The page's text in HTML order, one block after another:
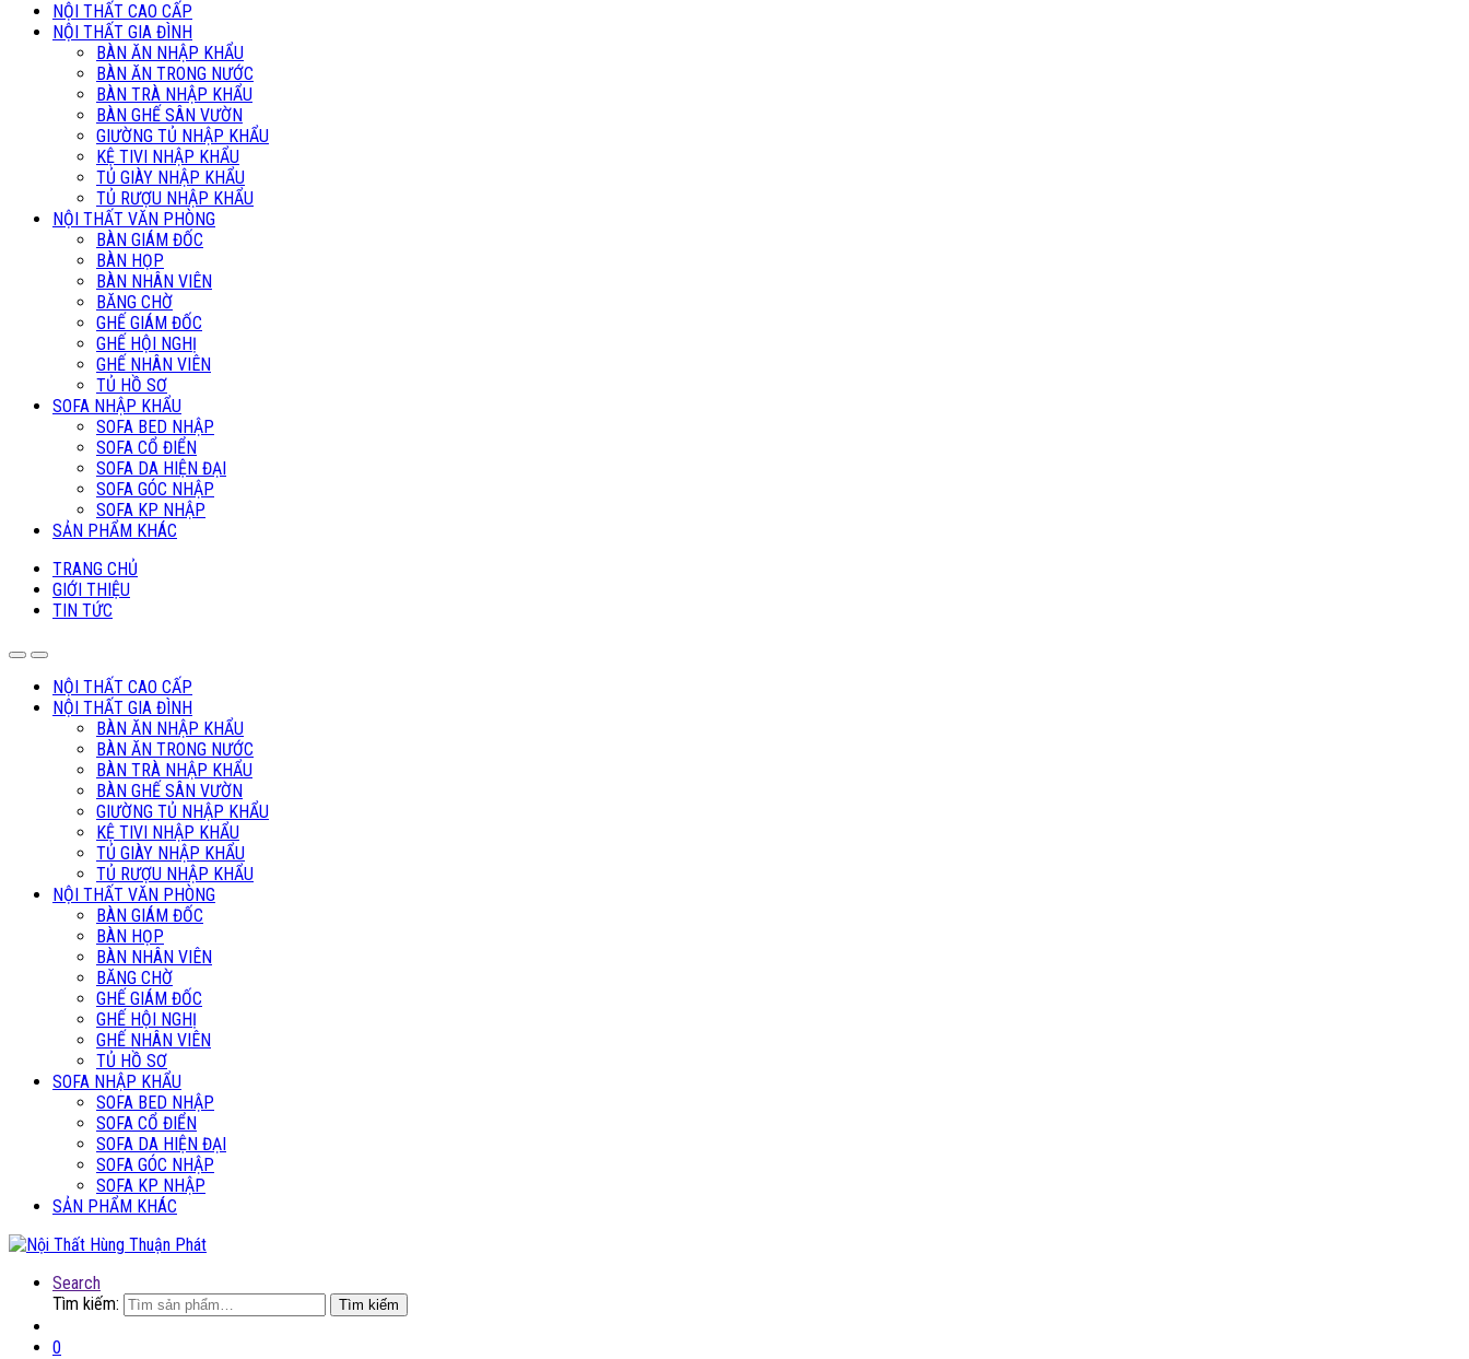
NỘI THẤT CAO CẤP
NỘI THẤT GIA ĐÌNH
BÀN ĂN NHẬP KHẨU
BÀN ĂN TRONG NƯỚC
BÀN TRÀ NHẬP KHẨU
BÀN GHẾ SÂN VƯỜN
GIƯỜNG TỦ NHẬP KHẨU
KỆ TIVI NHẬP KHẨU
TỦ GIÀY NHẬP KHẨU
TỦ RƯỢU NHẬP KHẨU
NỘI THẤT VĂN PHÒNG
BÀN GIÁM ĐỐC
BÀN HỌP
BÀN NHÂN VIÊN
BĂNG CHỜ
GHẾ GIÁM ĐỐC
GHẾ HỘI NGHỊ
GHẾ NHÂN VIÊN
TỦ HỒ SƠ
SOFA NHẬP KHẨU
SOFA BED NHẬP
SOFA CỔ ĐIỂN
SOFA DA HIỆN ĐẠI
SOFA GÓC NHẬP
SOFA KP NHẬP
SẢN PHẨM KHÁC
TRANG CHỦ
GIỚI THIỆU
TIN TỨC
NỘI THẤT CAO CẤP
NỘI THẤT GIA ĐÌNH
BÀN ĂN NHẬP KHẨU
BÀN ĂN TRONG NƯỚC
BÀN TRÀ NHẬP KHẨU
BÀN GHẾ SÂN VƯỜN
GIƯỜNG TỦ NHẬP KHẨU
KỆ TIVI NHẬP KHẨU
TỦ GIÀY NHẬP KHẨU
TỦ RƯỢU NHẬP KHẨU
NỘI THẤT VĂN PHÒNG
BÀN GIÁM ĐỐC
BÀN HỌP
BÀN NHÂN VIÊN
BĂNG CHỜ
GHẾ GIÁM ĐỐC
GHẾ HỘI NGHỊ
GHẾ NHÂN VIÊN
TỦ HỒ SƠ
SOFA NHẬP KHẨU
SOFA BED NHẬP
SOFA CỔ ĐIỂN
SOFA DA HIỆN ĐẠI
SOFA GÓC NHẬP
SOFA KP NHẬP
SẢN PHẨM KHÁC
Search
Tìm kiếm:
Tìm kiếm
0